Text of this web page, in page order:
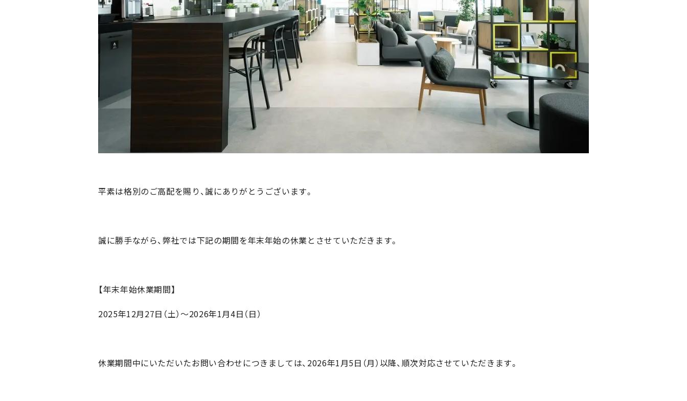
平素は格別のご高配を賜り、誠にありがとうございます。
誠に勝手ながら、弊社では下記の期間を年末年始の休業とさせていただきます。
【年末年始休業期間】
2025年12月27日（土）～2026年1月4日（日）
休業期間中にいただいたお問い合わせにつきましては、2026年1月5日（月）以降、順次対応させていただきます。